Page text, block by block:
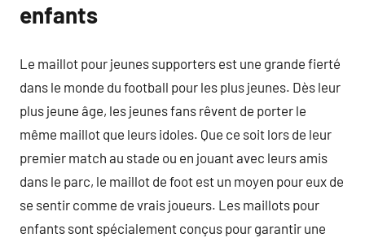
enfants
Le maillot pour jeunes supporters est une grande fierté
dans le monde du football pour les plus jeunes. Dès leur
plus jeune âge, les jeunes fans rêvent de porter le
même maillot que leurs idoles. Que ce soit lors de leur
premier match au stade ou en jouant avec leurs amis
dans le parc, le maillot de foot est un moyen pour eux de
se sentir comme de vrais joueurs. Les maillots pour
enfants sont spécialement conçus pour garantir une